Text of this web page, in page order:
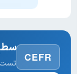
CEFR تست رایگان